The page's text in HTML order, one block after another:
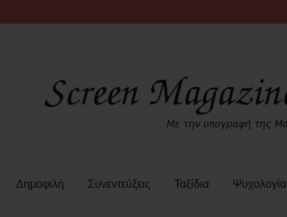
Δημοφιλή Συνεντεύξεις Ταξίδια Ψυχολογία